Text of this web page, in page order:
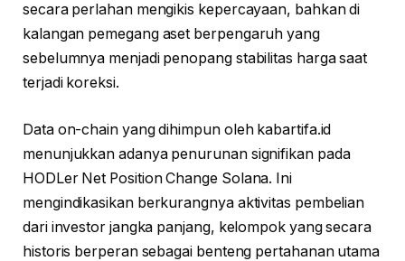
secara perlahan mengikis kepercayaan, bahkan di
kalangan pemegang aset berpengaruh yang
sebelumnya menjadi penopang stabilitas harga saat
terjadi koreksi.
Data on-chain yang dihimpun oleh kabartifa.id
menunjukkan adanya penurunan signifikan pada
HODLer Net Position Change Solana. Ini
mengindikasikan berkurangnya aktivitas pembelian
dari investor jangka panjang, kelompok yang secara
historis berperan sebagai benteng pertahanan utama